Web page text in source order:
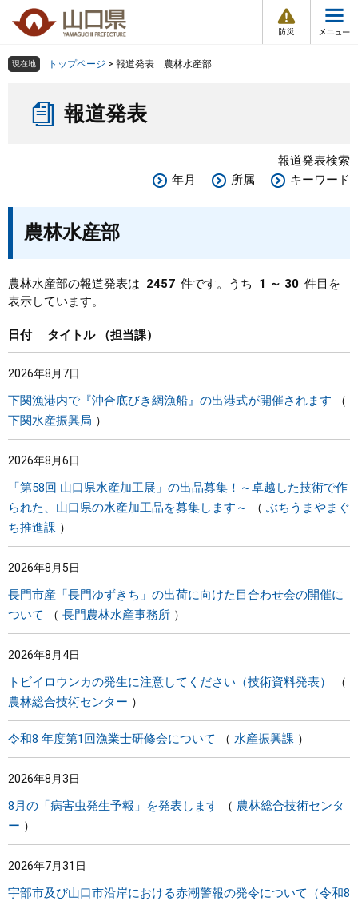
の
ー
メ
組織で探す
Other Languages
くらし・環境
教育・文化・スポーツ
しごと・産業・観光
県政情報
現在地 トップページ > 報道発表 農林水産部
報道発表
報道発表検索
年月
所属 キーワード
農林水産部
農林水産部の報道発表は 2457 件です。うち 1 ～ 30 件目を
表示しています。
日付 タイトル 担当課
2026年8月7日
下関漁港内で『沖合底びき網漁船』の出港式が開催されます
下関水産振興局
2026年8月6日
「第58回 山口県水産加工展」の出品募集！～卓越した技術で作
られた、山口県の水産加工品を募集します～
ぶちうまやまぐ
ち推進課
2026年8月5日
長門市産「長門ゆずきち」の出荷に向けた目合わせ会の開催に
ついて
長門農林水産事務所
2026年8月4日
トビイロウンカの発生に注意してください（技術資料発表）
農林総合技術センター
令和8 年度第1回漁業士研修会について 水産振興課
2026年8月3日
8月の「病害虫発生予報」を発表します
農林総合技術センタ
ー
2026年7月31日
宇部市及び山口市沿岸における赤潮警報の発令について（令和8